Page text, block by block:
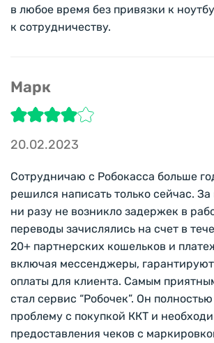
в любое время без привязки к
к сотрудничеству.
Марк
20.02.2023
Сотрудничаю с Робокасса больше
решился написать только сейчас. За
ни разу не возникло задержек в
переводы зачислялись на счет в
20+ партнерских кошельков и
включая мессенджеры,
оплаты для клиента. Самым
стал сервис “Робочек”. Он
проблему с покупкой ККТ и
предоставления чеков с